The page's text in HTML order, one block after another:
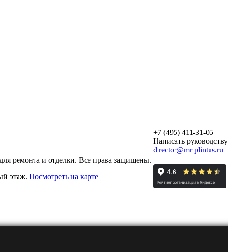
ремонта и отделки. Все права защищены.
этаж. Посмотреть на карте
+7 (495) 411-31-05
Написать руководству
director@mr-plintus.ru